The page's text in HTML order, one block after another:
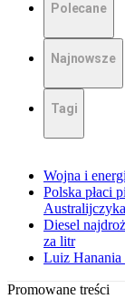
Polecane
Najnowsze
Tagi
Wojna i
Polska płaci
Diesel
za litr
Luiz Hanania
Promowane treści